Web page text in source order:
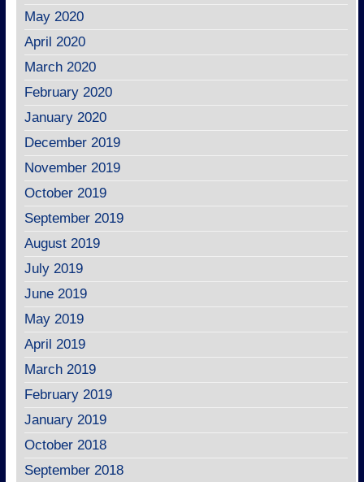
May 2020
April 2020
March 2020
February 2020
January 2020
December 2019
November 2019
October 2019
September 2019
August 2019
July 2019
June 2019
May 2019
April 2019
March 2019
February 2019
January 2019
October 2018
September 2018